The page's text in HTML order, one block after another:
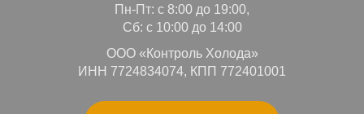
Пн-Пт: с 8:00 до 19:00,
Сб: с 10:00 до 14:00
ООО «Контроль Холода»
ИНН 7724834074, КПП 772401001